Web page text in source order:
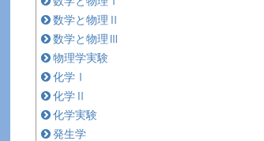
数学と物理Ⅱ
数学と物理Ⅲ
物理学実験
化学Ⅰ
化学Ⅱ
化学実験
発生学